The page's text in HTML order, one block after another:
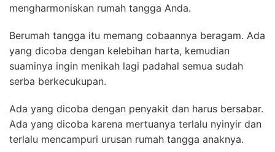
mengharmoniskan rumah tangga Anda.
Berumah tangga itu memang cobaannya beragam. Ada
yang dicoba dengan kelebihan harta, kemudian
suaminya ingin menikah lagi padahal semua sudah
serba berkecukupan.
Ada yang dicoba dengan penyakit dan harus bersabar.
Ada yang dicoba karena mertuanya terlalu nyinyir dan
terlalu mencampuri urusan rumah tangga anaknya.